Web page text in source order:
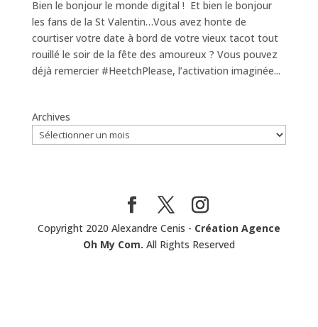
Bien le bonjour le monde digital ! Et bien le bonjour
les fans de la St Valentin…Vous avez honte de
courtiser votre date à bord de votre vieux tacot tout
rouillé le soir de la fête des amoureux ? Vous pouvez
déjà remercier #HeetchPlease, l’activation imaginée...
Archives
Copyright 2020 Alexandre Cenis - Création Agence
Oh My Com. All Rights Reserved